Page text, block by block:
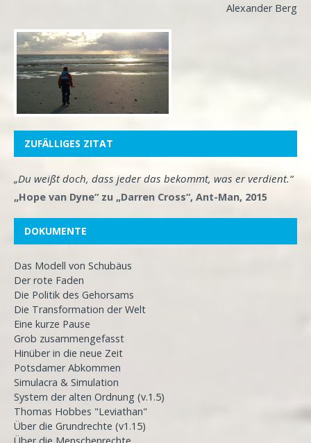
Alexander Berg
ZUFÄLLIGES ZITAT
„Du weißt doch, dass jeder das bekommt, was er verdient.“
„Hope van Dyne“ zu „Darren Cross“, Ant-Man, 2015
DOKUMENTE
Das Modell von Schubäus
Der rote Faden
Die Politik des Gehorsams
Die Transformation der Welt
Eine kurze Pause
Grob zusammengefasst
Hinüber in die neue Zeit
Potsdamer Abkommen
Simulacra & Simulation
System der alten Ordnung (v.1.5)
Thomas Hobbes "Leviathan"
Über die Grundrechte (v1.15)